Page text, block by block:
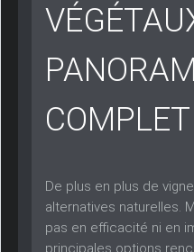
COMPLET
De plus en plus de
alternatives naturelles.
pas en efficacité ni en
principales options